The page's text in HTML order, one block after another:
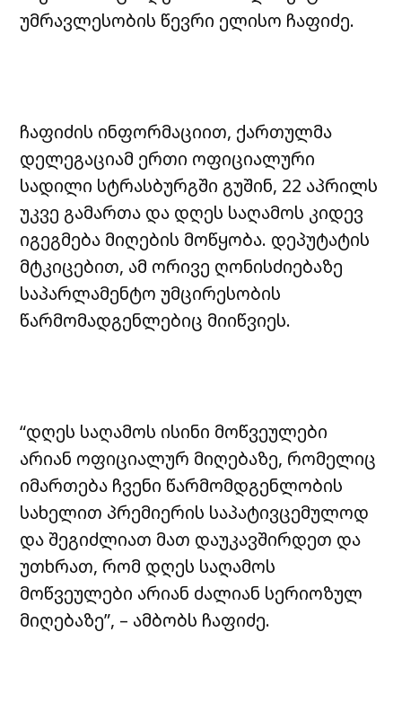
უმრავლესობის წევრი ელისო ჩაფიძე.
ჩაფიძის ინფორმაციით, ქართულმა
დელეგაციამ ერთი ოფიციალური
სადილი სტრასბურგში გუშინ, 22 აპრილს
უკვე გამართა და დღეს საღამოს კიდევ
იგეგმება მიღების მოწყობა. დეპუტატის
მტკიცებით, ამ ორივე ღონისძიებაზე
საპარლამენტო უმცირესობის
წარმომადგენლებიც მიიწვიეს.
“დღეს საღამოს ისინი მოწვეულები
არიან ოფიციალურ მიღებაზე, რომელიც
იმართება ჩვენი წარმომდგენლობის
სახელით პრემიერის საპატივცემულოდ
და შეგიძლიათ მათ დაუკავშირდეთ და
უთხრათ, რომ დღეს საღამოს
მოწვეულები არიან ძალიან სერიოზულ
მიღებაზე”, – ამბობს ჩაფიძე.